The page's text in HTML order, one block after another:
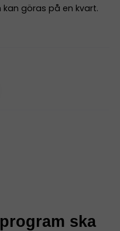
göras på en kvart.
ska